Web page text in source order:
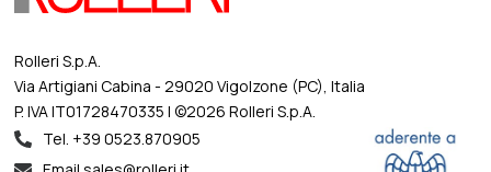
Rolleri S.p.A.
Via Artigiani Cabina - 29020 Vigolzone (PC), Italia
P. IVA IT01728470335 | ©2026 Rolleri S.p.A.
Tel. +39 0523.870905